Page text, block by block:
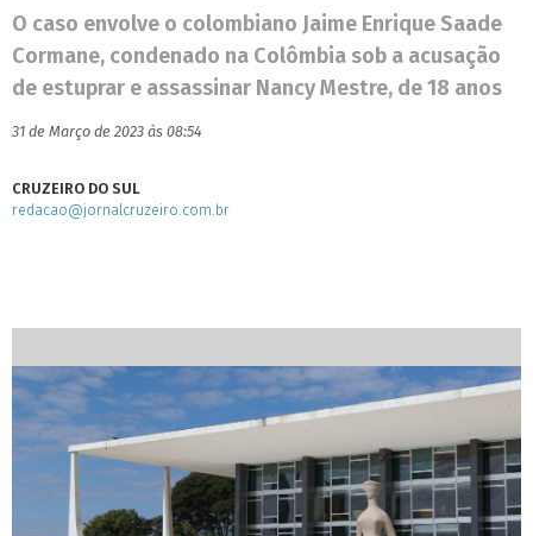
O caso envolve o colombiano Jaime Enrique Saade
Cormane, condenado na Colômbia sob a acusação
de estuprar e assassinar Nancy Mestre, de 18 anos
31 de Março de 2023 às 08:54
CRUZEIRO DO SUL
redacao@jornalcruzeiro.com.br